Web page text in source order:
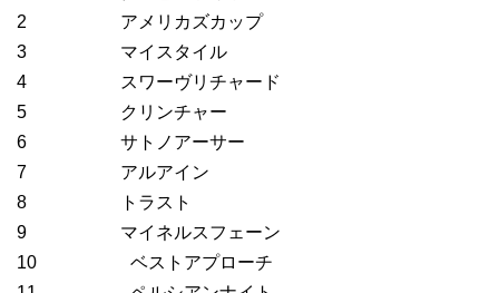
2 アメリカズカップ
3 マイスタイル
4 スワーヴリチャード
5 クリンチャー
6 サトノアーサー
7 アルアイン
8 トラスト
9 マイネルスフェーン
10 ベストアプローチ